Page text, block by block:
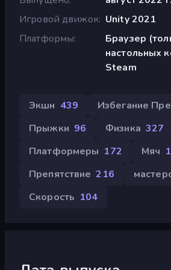
Игровой движок Unity 2021
Платформы
Браузер
настольных
Steam
Экшн 439 Избегание
Прыжки 96 Физика 327
Платформеры 172 Мяч
Препятствие 216
Скорость 104